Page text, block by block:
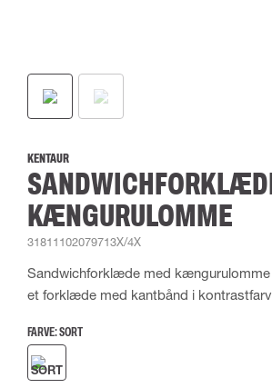
KENTAUR
KÆNGURULOMME
31811102079713X/4X
Sandwichforklæde med kængurulomme
et forklæde med kantbånd i
FARVE:SORT